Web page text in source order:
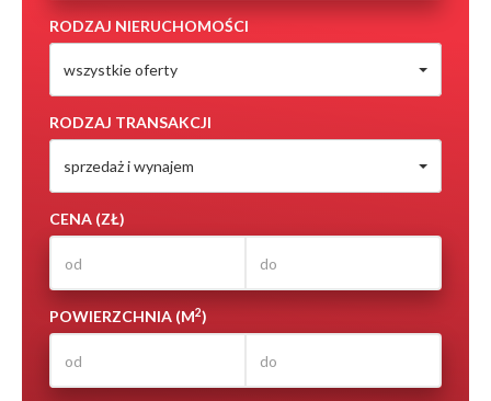
RODZAJ NIERUCHOMOŚCI
wszystkie oferty
RODZAJ TRANSAKCJI
sprzedaż i wynajem
CENA (ZŁ)
POWIERZCHNIA (M2)